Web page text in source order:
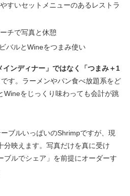
すいセットメニューのあるレストラ
チで写真と休憩
バルとWineをつまみ使い
インディナー」ではなく「つまみ＋1
です。ラーメンやパン食べ放題系をど
Wineをじっくり味わっても会計が跳
ブルいっぱいのShrimpですが、現
分映えます。写真だけを真に受け
ブルでシェア」を前提にオーダーす